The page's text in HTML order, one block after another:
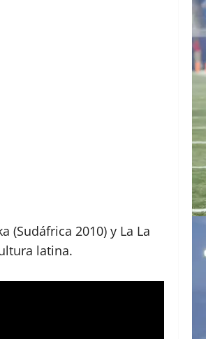
2010) y La La
latina.